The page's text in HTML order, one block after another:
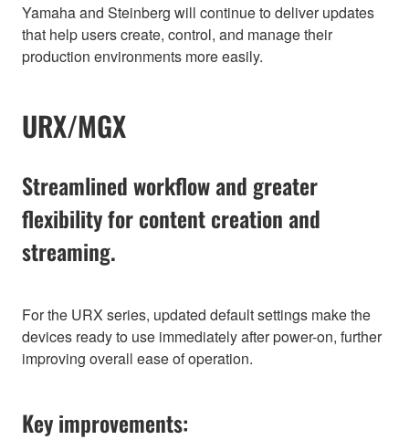
Yamaha and Steinberg will continue to deliver updates
that help users create, control, and manage their
production environments more easily.
URX/MGX
Streamlined workflow and greater
flexibility for content creation and
streaming.
For the URX series, updated default settings make the
devices ready to use immediately after power-on, further
improving overall ease of operation.
Key improvements: